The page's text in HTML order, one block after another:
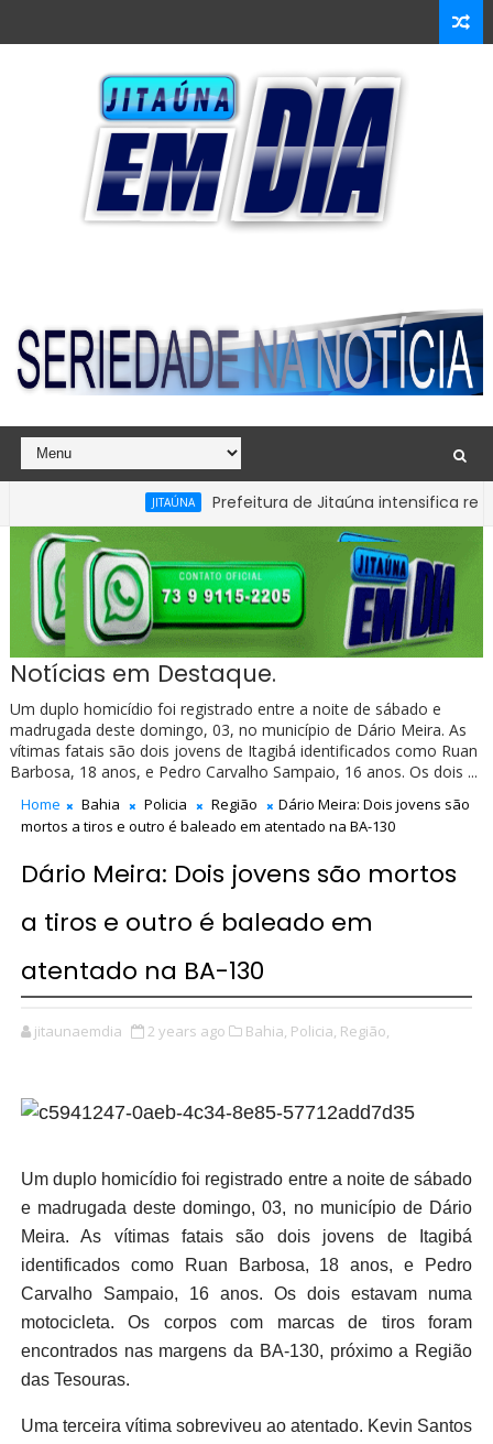
Prefeitura de Jitaúna intensifica
Notícias em Destaque.
Um duplo homicídio foi registrado entre a noite de sábado e
madrugada deste domingo, 03, no município de Dário Meira. As
vítimas fatais são dois jovens de Itagibá identificados como Ruan
Barbosa, 18 anos, e Pedro Carvalho Sampaio, 16 anos. Os dois ...
Home Bahia Policia Região
Dário Meira: Dois jovens são
mortos a tiros e outro é baleado em atentado na BA-130
Dário Meira: Dois jovens são mortos
a tiros e outro é baleado em
atentado na BA-130
jitaunaemdia 2 years ago Bahia, Policia, Região,
Um duplo homicídio foi registrado entre a noite de sábado
e madrugada deste domingo, 03, no município de Dário
Meira. As vítimas fatais são dois jovens de Itagibá
identificados como Ruan Barbosa, 18 anos, e Pedro
Carvalho Sampaio, 16 anos. Os dois estavam numa
motocicleta. Os corpos com marcas de tiros foram
encontrados nas margens da BA-130, próximo a Região
das Tesouras.
Uma terceira vítima sobreviveu ao atentado. Kevin Santos